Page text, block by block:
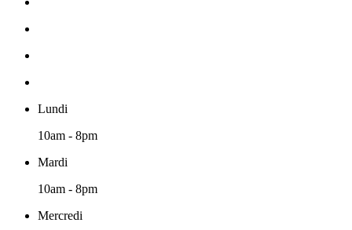
Lundi
10am - 8pm
Mardi
10am - 8pm
Mercredi